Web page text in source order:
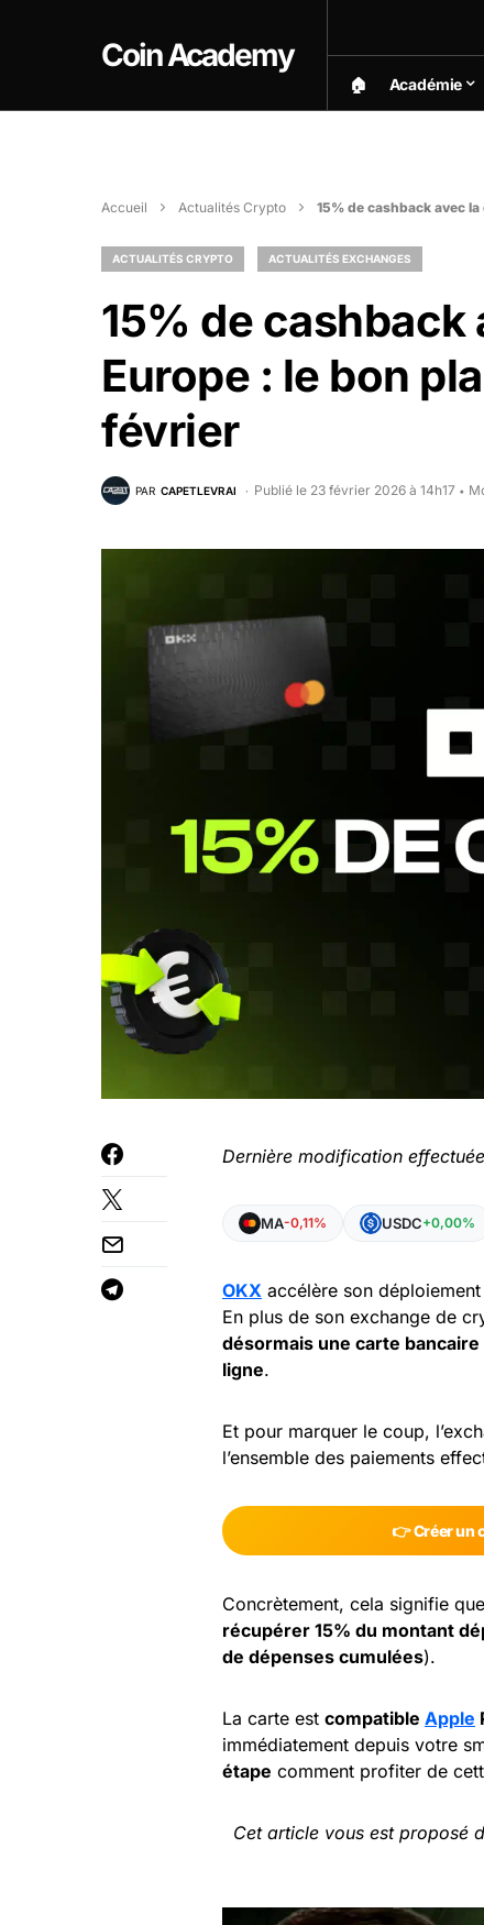
Coin Academy
🏠︎ Académie
Accueil Actualités Crypto 15% de cashback avec
ACTUALITÉS CRYPTO ACTUALITÉS EXCHANGES
15% de cashback
Europe : le bon
février
PAR CAPETLEVRAI Publié le 23 février 2026 à 14h17 •
Dernière modification
MA-0,11% USDC+0,00%
OKX accélère son déploiement
En plus de son exchange de
désormais une carte
ligne.
Et pour marquer le coup,
l’ensemble des paiements
👉 Créer un
Concrètement, cela signifie
récupérer 15% du montant
de dépenses cumulées).
La carte est compatible Apple
immédiatement depuis votre
étape comment profiter de
Cet article vous est proposé